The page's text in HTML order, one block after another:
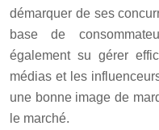
démarquer de ses
base de
également su gérer
médias et les
une bonne image de
le marché.